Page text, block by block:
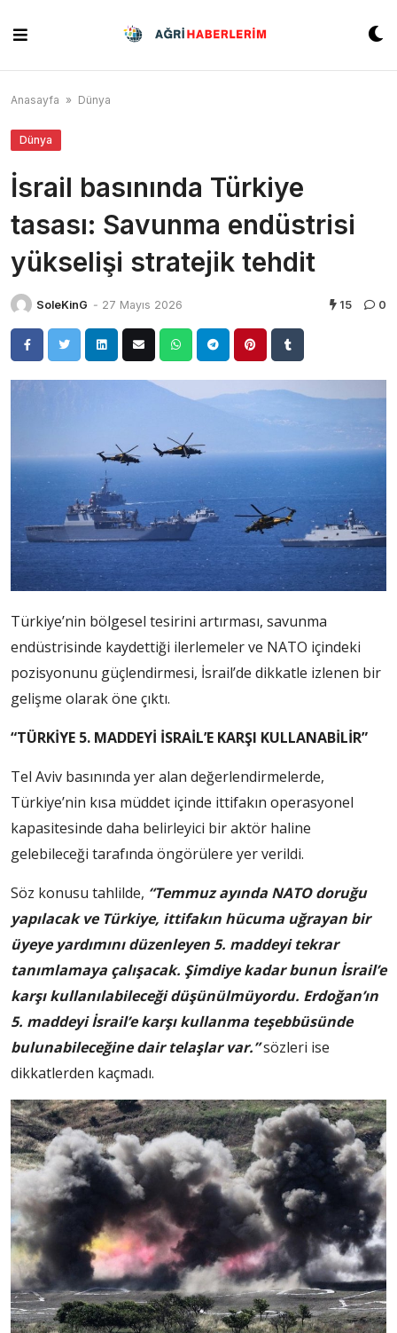
content
Anasayfa » Dünya
Dünya
İsrail basınında Türkiye
tasası: Savunma endüstrisi
yükselişi stratejik tehdit
SoleKinG - 27 Mayıs 2026 15 0
Türkiye’nin bölgesel tesirini artırması, savunma
endüstrisinde kaydettiği ilerlemeler ve NATO içindeki
pozisyonunu güçlendirmesi, İsrail’de dikkatle izlenen bir
gelişme olarak öne çıktı.
“TÜRKİYE 5. MADDEYİ İSRAİL’E KARŞI KULLANABİLİR”
Tel Aviv basınında yer alan değerlendirmelerde,
Türkiye’nin kısa müddet içinde ittifakın operasyonel
kapasitesinde daha belirleyici bir aktör haline
gelebileceği tarafında öngörülere yer verildi.
Söz konusu tahlilde, “Temmuz ayında NATO doruğu
yapılacak ve Türkiye, ittifakın hücuma uğrayan bir
üyeye yardımını düzenleyen 5. maddeyi tekrar
tanımlamaya çalışacak. Şimdiye kadar bunun İsrail’e
karşı kullanılabileceği düşünülmüyordu. Erdoğan’ın
5. maddeyi İsrail’e karşı kullanma teşebbüsünde
bulunabileceğine dair telaşlar var.”sözleri ise
dikkatlerden kaçmadı.